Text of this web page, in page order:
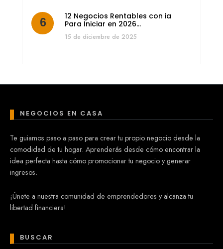
12 Negocios Rentables con ia
Para Iniciar en 2026…
15 de diciembre de 2025
NEGOCIOS EN CASA
Te guiamos paso a paso para crear tu propio negocio desde la
comodidad de tu hogar. Aprenderás desde cómo encontrar la
idea perfecta hasta cómo promocionar tu negocio y generar
ingresos.
¡Únete a nuestra comunidad de emprendedores y alcanza tu
libertad financiera!
BUSCAR